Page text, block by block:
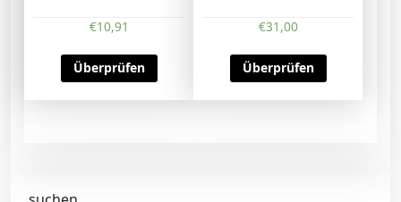
€10,91
Überprüfen
€31,00
Überprüfen